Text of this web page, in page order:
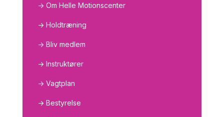
-> Om Helle Motionscenter
-> Holdtræning
-> Bliv medlem
-> Instruktører
-> Vagtplan
-> Bestyrelse